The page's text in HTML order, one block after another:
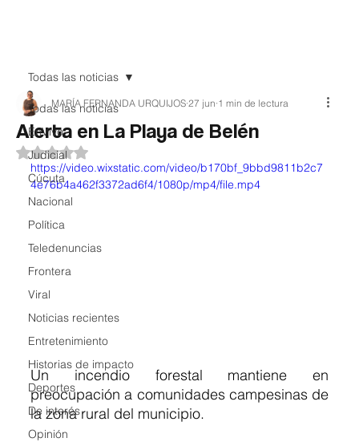
Todas las noticias
EnVivo
Judicial
Cúcuta
Nacional
Política
Teledenuncias
Frontera
Viral
Noticias recientes
Entretenimiento
Historias de impacto
Deportes
De interés
Opinión
Todas las noticias
Alerta en La Playa de Belén
MARÍA FERNANDA URQUIJOS 27 jun 1 min de lectura
Obtuvo NaN de 5 estrellas.
https://video.wixstatic.com/video/b170bf_9bbd9811b2c7
4e76b4a462f3372ad6f4/1080p/mp4/file.mp4
Un incendio forestal mantiene en
preocupación a comunidades campesinas de
la zona rural del municipio.